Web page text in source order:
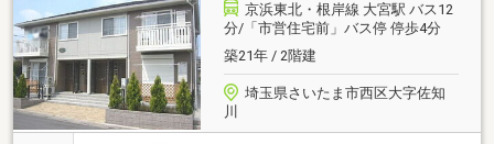
京浜東北・根岸線 大宮駅 バス12
分/「市営住宅前」バス停 停歩4分
築21年 / 2階建
埼玉県さいたま市西区大字佐知
川